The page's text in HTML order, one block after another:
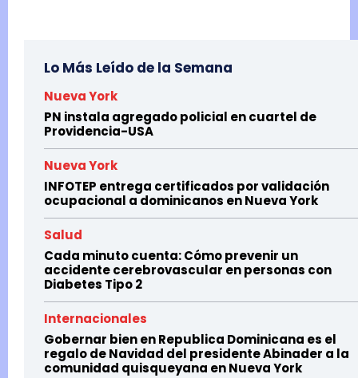
Lo Más Leído de la Semana
Nueva York
PN instala agregado policial en cuartel de
Providencia-USA
Nueva York
INFOTEP entrega certificados por validación
ocupacional a dominicanos en Nueva York
Salud
Cada minuto cuenta: Cómo prevenir un
accidente cerebrovascular en personas con
Diabetes Tipo 2
Internacionales
Gobernar bien en Republica Dominicana es el
regalo de Navidad del presidente Abinader a la
comunidad quisqueyana en Nueva York